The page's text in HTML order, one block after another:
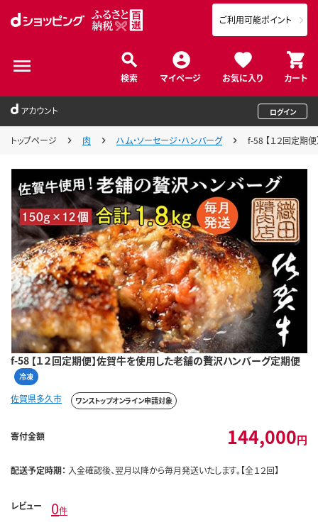
検索 マイページ お気に入り カート
ご利用可能ポイント
アカウント ログイン
トップページ 肉 ハム・ソーセージ・ハンバーグ f-58 【１２回定期
f-58 【１２回定期便】佐賀牛を使用した老舗の贅沢ハンバーグ定期便
冷凍
佐賀県多久市 ワンストップオンライン申請対象
寄付金額 144,000円
配送予定時期： 入金確認後、翌月以降から毎月発送いたします。【全１２回】
レビュー 0件